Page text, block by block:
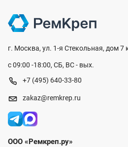
г. Москва, ул. 1-я Стекольная, дом 7
с 09:00 -18:00, СБ, ВС - вых.
+7 (495) 640-33-80
zakaz@remkrep.ru
ООО «Ремкреп.ру»